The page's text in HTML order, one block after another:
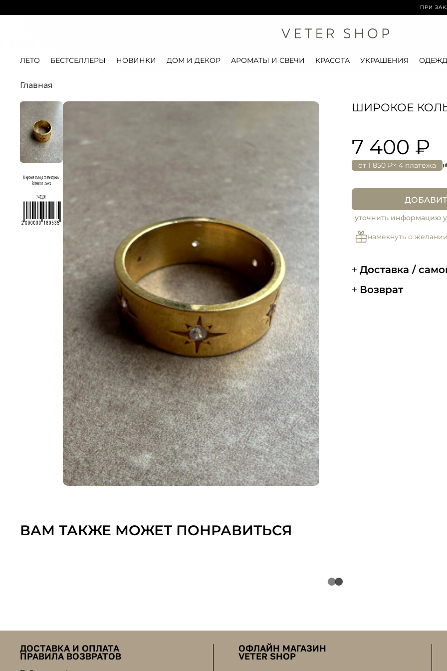
ПРИ ЗАКАЗЕ ОТ
ЛЕТО БЕСТСЕЛЛЕРЫ НОВИНКИ ДОМ И ДЕКОР АРОМАТЫ И СВЕЧИ КРАСОТА УКРАШЕНИЯ
Главная
ШИРОКОЕ
7 400 ₽
от 1 850 ₽× 4 платежа
уточнить информацию у
намекнуть о желании
Доставка /
Возврат
ВАМ ТАКЖЕ МОЖЕТ ПОНРАВИТЬСЯ
ДОСТАВКА И ОПЛАТА
ПРАВИЛА ВОЗВРАТОВ
ОФЛАЙН МАГАЗИН
VETER SHOP